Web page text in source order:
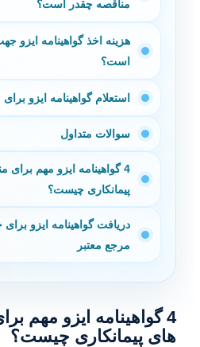
مناقصه چقدر است؟
هزینه اخذ گواهینامه ایزو
است؟
استعلام گواهینامه ایزو برای
سوالات متداول
4 گواهینامه ایزو مهم
پیمانکاری چیست؟
دریافت گواهینامه ایزو برای
مرجع معتبر
4 گواهینامه ایزو مهم
های پیمانکاری چیست؟